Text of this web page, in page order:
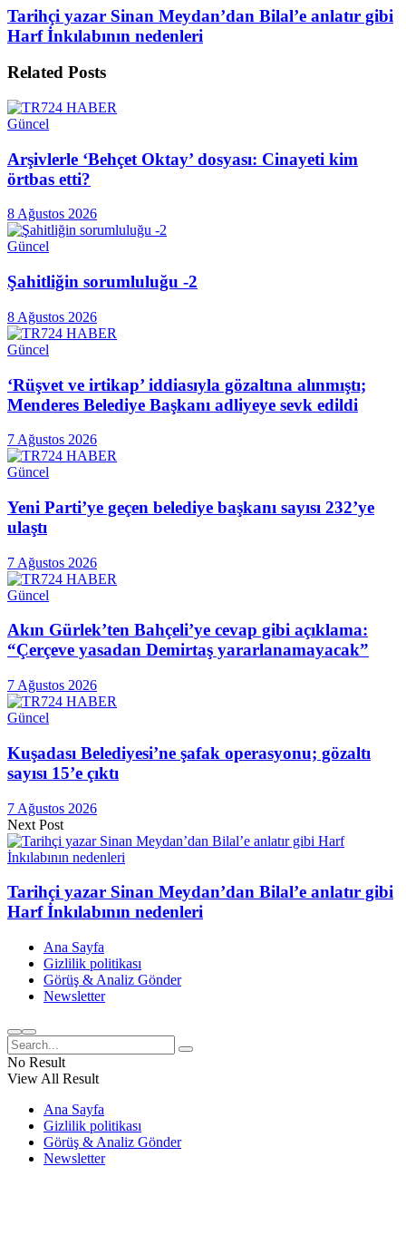
Tarihçi yazar Sinan Meydan’dan Bilal’e anlatır gibi
Harf İnkılabının nedenleri
Related Posts
Güncel
Arşivlerle ‘Behçet Oktay’ dosyası: Cinayeti kim
örtbas etti?
8 Ağustos 2026
Güncel
Şahitliğin sorumluluğu -2
8 Ağustos 2026
Güncel
‘Rüşvet ve irtikap’ iddiasıyla gözaltına alınmıştı;
Menderes Belediye Başkanı adliyeye sevk edildi
7 Ağustos 2026
Güncel
Yeni Parti’ye geçen belediye başkanı sayısı 232’ye
ulaştı
7 Ağustos 2026
Güncel
Akın Gürlek’ten Bahçeli’ye cevap gibi açıklama:
“Çerçeve yasadan Demirtaş yararlanamayacak”
7 Ağustos 2026
Güncel
Kuşadası Belediyesi’ne şafak operasyonu; gözaltı
sayısı 15’e çıktı
7 Ağustos 2026
Next Post
Tarihçi yazar Sinan Meydan’dan Bilal’e anlatır gibi
Harf İnkılabının nedenleri
Ana Sayfa
Gizlilik politikası
Görüş & Analiz Gönder
Newsletter
No Result
View All Result
Ana Sayfa
Gizlilik politikası
Görüş & Analiz Gönder
Newsletter